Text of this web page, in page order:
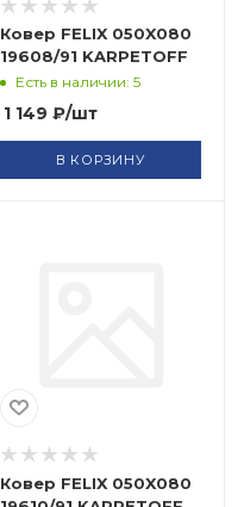
Ковер FELIX 050X080
19608/91 KARPETOFF
Есть в наличии: 5
1 149 ₽/шт
В КОРЗИНУ
Ковер FELIX 050X080